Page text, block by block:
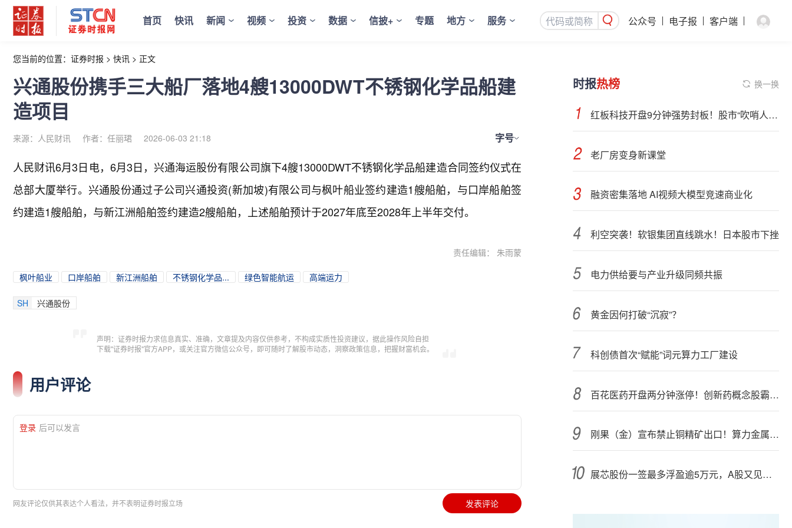
首页 快讯 新闻 视频 投资 数据 信披+ 专题 地方 服务 公众号 电子报 客户端
您当前的位置： 证券时报 > 快讯 > 正文
兴通股份携手三大船厂落地4艘13000DWT不锈钢化学品船建
造项目
来源：人民财讯 作者：任丽珺 2026-06-03 21:18 字号
人民财讯6月3日电， 6月3日，兴通海运股份有限公司旗下4艘13000DWT不锈钢化学品船建造合同签约仪式在
总部大厦举行。兴通股份通过子公司兴通投资(新加坡)有限公司与枫叶船业签约建造1艘船舶，与口岸船舶签
约建造1艘船舶，与新江洲船舶签约建造2艘船舶，上述船舶预计于2027年底至2028年上半年交付。
责任编辑： 朱雨蒙
枫叶船业 口岸船舶 新江洲船舶 不锈钢化学品... 绿色智能航运 高端运力
SH 兴通股份
声明：证券时报力求信息真实、准确，文章提及内容仅供参考，不构成实质性投资建议，据此操作风险自担
下载"证券时报"官方APP，或关注官方微信公众号，即可随时了解股市动态，洞察政策信息，把握财富机会。
用户评论
登录 后可以发言
网友评论仅供其表达个人看法，并不表明证券时报立场 发表评论
时报热榜 换一换
红板科技开盘9分钟强势封板！股市“吹哨人”突然改口！市场风向变了？
老厂房变身新课堂
融资密集落地 AI视频大模型竞速商业化
利空突袭！软银集团直线跳水！日本股市下挫
电力供给要与产业升级同频共振
黄金因何打破“沉寂”？
科创债首次“赋能”词元算力工厂建设
百花医药开盘两分钟涨停！创新药概念股霸屏，业绩预喜股来了
刚果（金）宣布禁止铜精矿出口！算力金属影响多大？
展芯股份一签最多浮盈逾5万元，A股又见肉签